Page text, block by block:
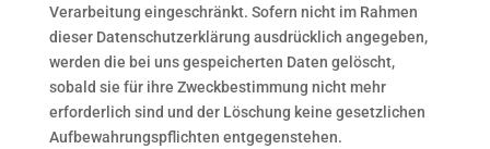
Verarbeitung eingeschränkt. Sofern nicht im Rahmen
dieser Datenschutzerklärung ausdrücklich angegeben,
werden die bei uns gespeicherten Daten gelöscht,
sobald sie für ihre Zweckbestimmung nicht mehr
erforderlich sind und der Löschung keine gesetzlichen
Aufbewahrungspflichten entgegenstehen.